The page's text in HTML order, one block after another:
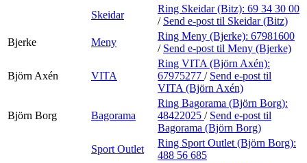
Skeidar
Ring Skeidar (Bitz): 69 34 30 00
/ Send e-post til Skeidar (Bitz)
Bjerke
Meny
Ring Meny (Bjerke): 67981600
/ Send e-post til Meny (Bjerke)
Björn Axén VITA
Ring VITA (Björn Axén):
67975277 / Send e-post til
VITA (Björn Axén)
Björn Borg Bagorama
Ring Bagorama (Björn Borg):
48422025 / Send e-post til
Bagorama (Björn Borg)
Sport Outlet
Ring Sport Outlet (Björn Borg):
488 56 685